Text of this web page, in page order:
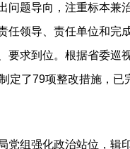
问题导向，注重标本兼
任领导、责任单位和完
要求到位。根据省委巡
定了79项整改措施，已
组强化政治站位，辑